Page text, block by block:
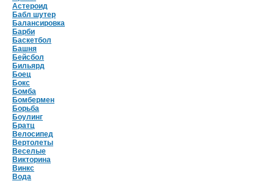
Астероид
Бабл шутер
Балансировка
Барби
Баскетбол
Башня
Бейсбол
Бильярд
Боец
Бокс
Бомба
Бомбермен
Борьба
Боулинг
Братц
Велосипед
Вертолеты
Веселые
Викторина
Винкс
Вода